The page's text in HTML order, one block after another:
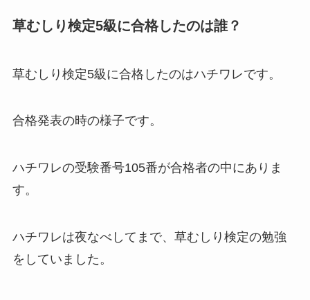
草むしり検定5級に合格したのは誰？
草むしり検定5級に合格したのはハチワレです。
合格発表の時の様子です。
ハチワレの受験番号105番が合格者の中にありま
す。
ハチワレは夜なべしてまで、草むしり検定の勉強
をしていました。